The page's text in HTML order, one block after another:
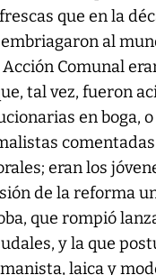
que en la
al
Comunal
tal vez, fueron
en boga,
comentadas
eran los
de la reforma
que rompió
y la que
laica y